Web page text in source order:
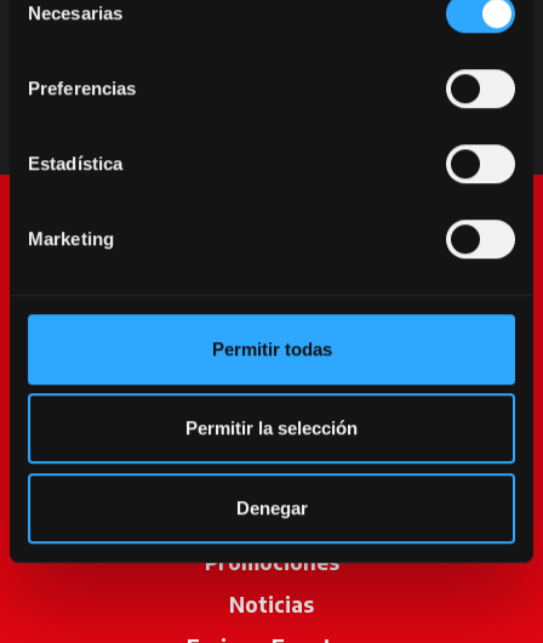
Necesarias
Preferencias
Estadística
Marketing
Permitir todas
Permitir la selección
Denegar
McCormick World
Productos
Servicios
Promociones
Noticias